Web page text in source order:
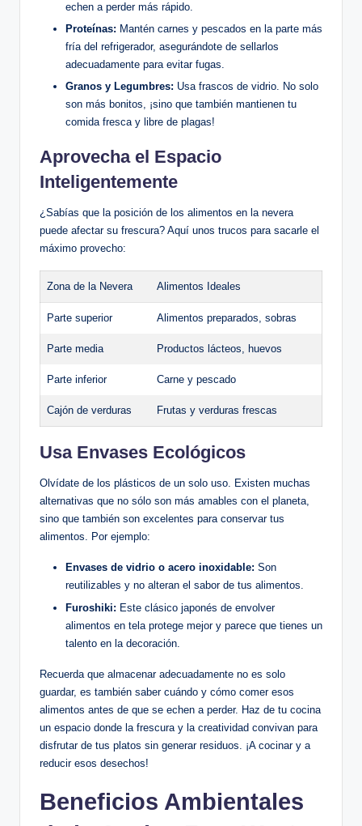
echen a perder más rápido.
Proteínas: Mantén carnes y pescados en la parte más
fría del refrigerador, asegurándote de sellarlos
adecuadamente para evitar fugas.
Granos y Legumbres: Usa frascos de vidrio. No solo
son más bonitos, ¡sino que también mantienen tu
comida fresca y libre de plagas!
Aprovecha el Espacio
Inteligentemente
¿Sabías que la posición de los alimentos en la nevera
puede afectar su frescura? Aquí unos trucos para sacarle el
máximo provecho:
Zona de la Nevera Alimentos Ideales
Parte superior Alimentos preparados, sobras
Parte media Productos lácteos, huevos
Parte inferior Carne y pescado
Cajón de verduras Frutas y verduras frescas
Usa Envases Ecológicos
Olvídate de los plásticos de un solo uso. Existen muchas
alternativas que no sólo son más amables con el planeta,
sino que también son excelentes para conservar tus
alimentos. Por ejemplo:
Envases de vidrio o acero inoxidable: Son
reutilizables y no alteran el sabor de tus alimentos.
Furoshiki: Este clásico japonés de envolver
alimentos en tela protege mejor y parece que tienes un
talento en la decoración.
Recuerda que almacenar adecuadamente no es solo
guardar, es también saber cuándo y cómo comer esos
alimentos antes de que se echen a perder. Haz de tu cocina
un espacio donde la frescura y la creatividad convivan para
disfrutar de tus platos sin generar residuos. ¡A cocinar y a
reducir esos desechos!
Beneficios Ambientales